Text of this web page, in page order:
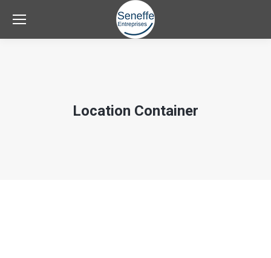
Location Container